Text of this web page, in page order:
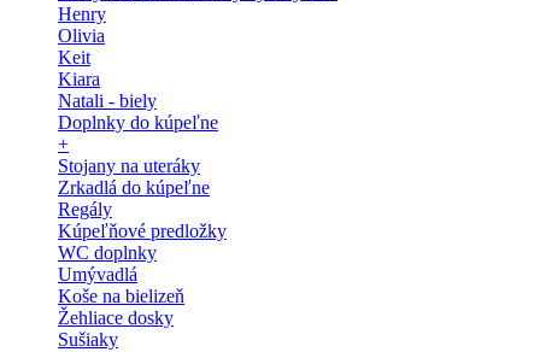
Henry
Olivia
Keit
Kiara
Natali - biely
Doplnky do kúpeľne
+
Stojany na uteráky
Zrkadlá do kúpeľne
Regály
Kúpeľňové predložky
WC doplnky
Umývadlá
Koše na bielizeň
Žehliace dosky
Sušiaky